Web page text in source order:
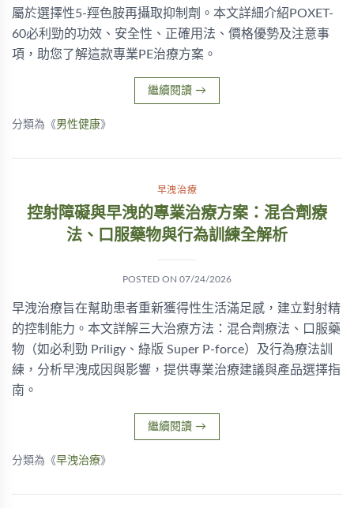
屬於選擇性5-羥色胺再攝取抑制劑。本文詳細介紹POXET-
60必利勁的功效、安全性、正確用法、價格優勢及注意事
項，助您了解這款專業PE治療方案。
繼續閱讀 →
分類為《男性健康》
早洩治療
控射障礙與早洩的專業治療方案：混合劑療
法、口服藥物與行為訓練全解析
POSTED ON 07/24/2026
早洩治療旨在幫助患者重新獲得性生活滿足感，建立對射精
的控制能力。本文詳解三大治療方法：混合劑療法、口服藥
物（如必利勁 Priligy、綠版 Super P-force）及行為療法訓
練，分析早洩成因與影響，提供專業治療建議與產品選擇指
南。
繼續閱讀 →
分類為《早洩治療》